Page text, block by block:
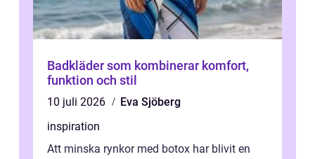
Badkläder som kombinerar komfort,
funktion och stil
10 juli 2026
Eva Sjöberg
inspiration
Att minska rynkor med botox har blivit en